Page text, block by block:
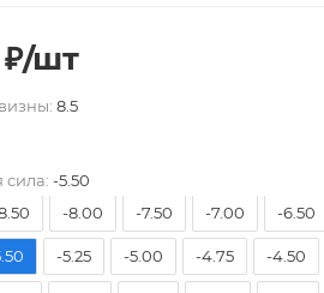
₽/шт
8.5
сила: -5.50
-8.00 -7.50 -7.00 -6.50
-5.25 -5.00 -4.75 -4.50